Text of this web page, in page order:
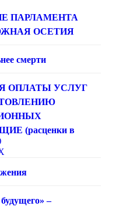
ПАРЛАМЕНТА
ОСЕТИЯ
смерти
ОПЛАТЫ УСЛУГ
(расценки в
–